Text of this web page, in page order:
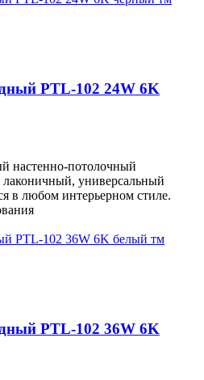
PTL-102 24W 6K
настенно-потолочный
универсальный
в любом интерьерном стиле.
PTL-102 36W 6K